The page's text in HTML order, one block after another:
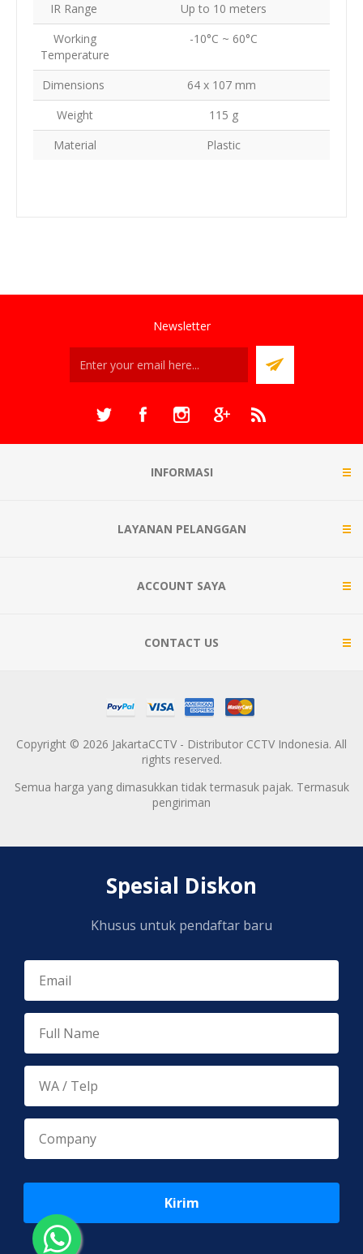
IR Range
Up to 10 meters
Working
Temperature
-10°C ~ 60°C
Dimensions
64 x 107 mm
Weight
115 g
Material
Plastic
Newsletter
INFORMASI
LAYANAN PELANGGAN
ACCOUNT SAYA
CONTACT US
Copyright © 2026 JakartaCCTV - Distributor CCTV Indonesia. All
rights reserved.
Semua harga yang dimasukkan tidak termasuk pajak. Termasuk
pengiriman
Spesial Diskon
Khusus untuk pendaftar baru
Kirim